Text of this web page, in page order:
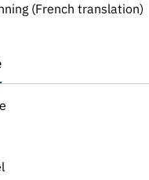
(French translation)